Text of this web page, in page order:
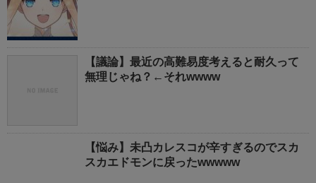
【議論】最近の高難易度考えると耐久って
無理じゃね？←それwwww
【悩み】未凸カレスコが辛すぎるのでスカ
スカエドモンに戻ったwwwww